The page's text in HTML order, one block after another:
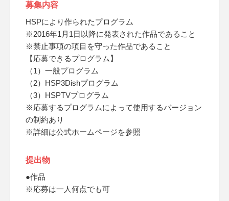
募集内容
HSPにより作られたプログラム
※2016年1月1日以降に発表された作品であること
※禁止事項の項目を守った作品であること
【応募できるプログラム】
（1）一般プログラム
（2）HSP3Dishプログラム
（3）HSPTVプログラム
※応募するプログラムによって使用するバージョン
の制約あり
※詳細は公式ホームページを参照
提出物
●作品
※応募は一人何点でも可